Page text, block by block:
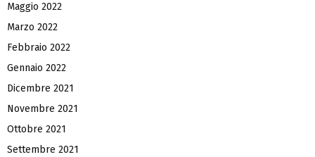
Maggio 2022
Marzo 2022
Febbraio 2022
Gennaio 2022
Dicembre 2021
Novembre 2021
Ottobre 2021
Settembre 2021